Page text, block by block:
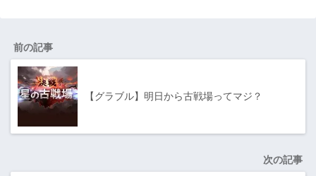
前の記事
【グラブル】明日から古戦場ってマジ？
次の記事